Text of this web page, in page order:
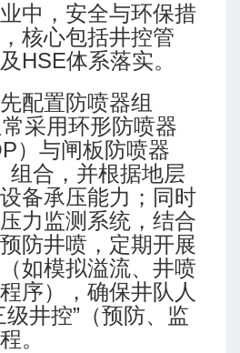
中，安全与环保措
核心包括井控管
HSE体系落实。
配置防喷器组
常采用环形防喷器
）与闸板防喷器
组合，并根据地层
备承压能力；同时
力监测系统，结合
防井喷，定期开展
如模拟溢流、井喷
序），确保井队人
级井控”（预防、监
。